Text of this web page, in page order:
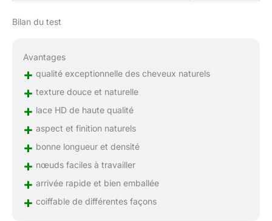
Bilan du test
Avantages
+ qualité exceptionnelle des cheveux naturels
+ texture douce et naturelle
+ lace HD de haute qualité
+ aspect et finition naturels
+ bonne longueur et densité
+ nœuds faciles à travailler
+ arrivée rapide et bien emballée
+ coiffable de différentes façons